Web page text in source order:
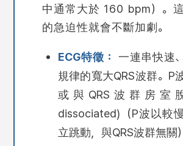
中通常大於 160 bpm）。
的急迫性就會不斷加劇。
ECG特徵： 一連串快速
規律的寬大QRS波群。P
或與QRS波群房室
dissociated)（P波以較
立跳動，與QRS波群無關